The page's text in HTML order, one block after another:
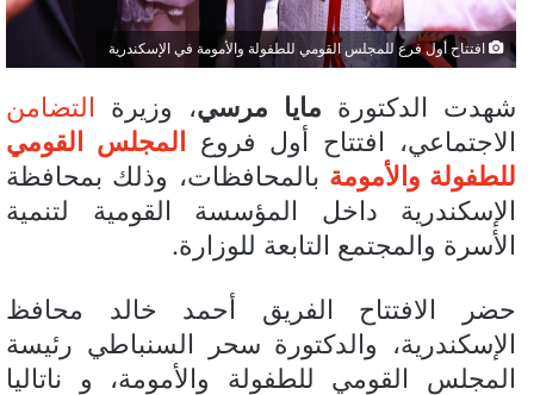
افتتاح أول فرع للمجلس القومي للطفولة والأمومة في الإسكندرية
شهدت الدكتورة مايا مرسي، وزيرة التضامن
الاجتماعي، افتتاح أول فروع المجلس القومي
للطفولة والأمومة بالمحافظات، وذلك بمحافظة
الإسكندرية داخل المؤسسة القومية لتنمية
الأسرة والمجتمع التابعة للوزارة.
حضر الافتتاح الفريق أحمد خالد محافظ
الإسكندرية، والدكتورة سحر السنباطي رئيسة
المجلس القومي للطفولة والأمومة، و ناتاليا